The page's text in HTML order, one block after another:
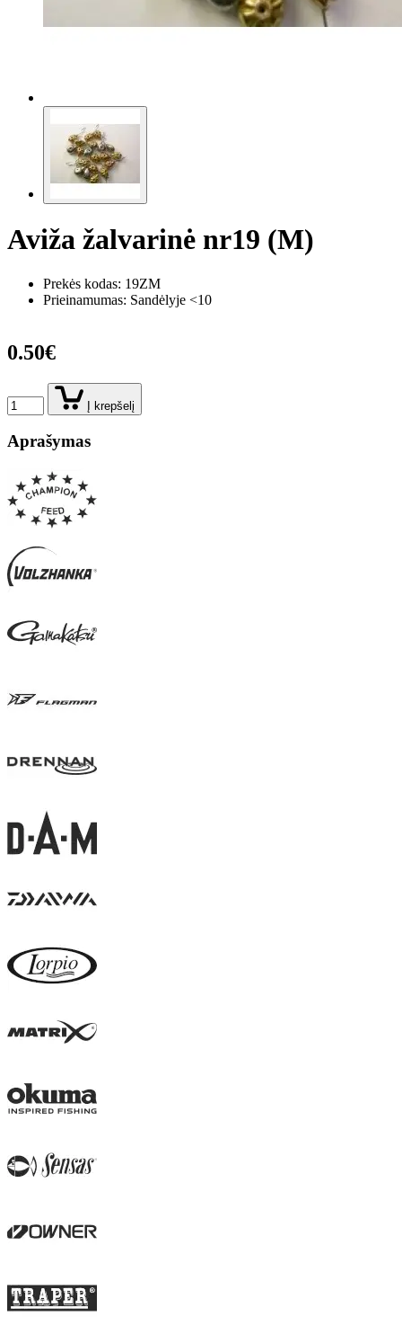
Aviža žalvarinė nr19 (M)
Prekės kodas: 19ZM
Prieinamumas: Sandėlyje <10
0.50€
Į krepšelį
Aprašymas